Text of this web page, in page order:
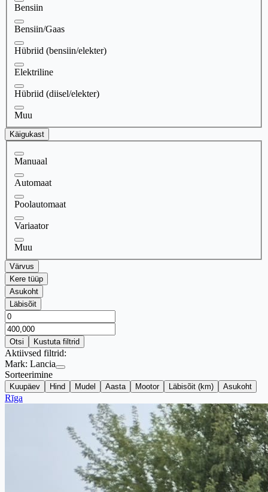
Bensiin
Bensiin/Gaas
Hübriid (bensiin/elekter)
Elektriline
Hübriid (diisel/elekter)
Muu
Käigukast
Manuaal
Automaat
Poolautomaat
Variaator
Muu
Värvus
Kere tüüp
Asukoht
Läbisõit
Otsi Kustuta filtrid
Aktiivsed filtrid:
Mark: Lancia
Sorteerimine
Kuupäev Hind Mudel Aasta Mootor Läbisõit (km) Asukoht
Rīga